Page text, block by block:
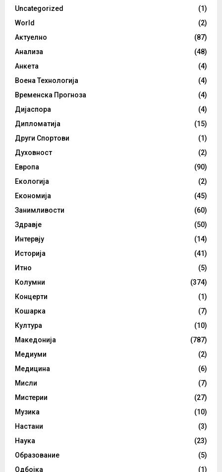
Uncategorized
(1)
World
(2)
Актуелно
(87)
Анализа
(48)
Анкета
(4)
Воена Технологија
(4)
Временска Прогноза
(4)
Дијаспора
(4)
Дипломатија
(15)
Други Спортови
(1)
Духовност
(2)
Европа
(90)
Екологија
(2)
Економија
(45)
Занимливости
(60)
Здравје
(50)
Интервју
(14)
Историја
(41)
Итно
(5)
Колумни
(374)
Концерти
(1)
Кошарка
(7)
Култура
(10)
Македонија
(787)
Медиуми
(2)
Медицина
(6)
Мисли
(7)
Мистерии
(27)
Музика
(10)
Настани
(3)
Наука
(23)
Образование
(5)
Одбојка
(1)